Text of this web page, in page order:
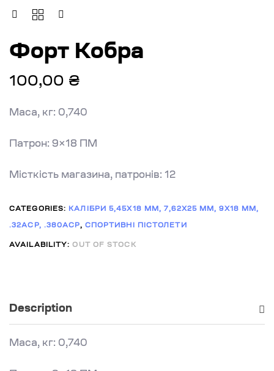
Форт Кобра
100,00 ₴
Маса, кг: 0,740
Патрон: 9×18 ПМ
Місткість магазина, патронів: 12
CATEGORIES: КАЛІБРИ 5,45X18 MM, 7,62X25 MM, 9X18 MM,
.32АСР, .380АСР, СПОРТИВНІ ПІСТОЛЕТИ
AVAILABILITY:OUT OF STOCK
Description
Маса, кг: 0,740